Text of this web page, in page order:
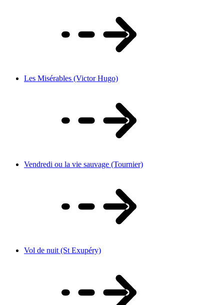
Les Misérables (Victor Hugo)
Vendredi ou la vie sauvage (Tournier)
Vol de nuit (St Exupéry)